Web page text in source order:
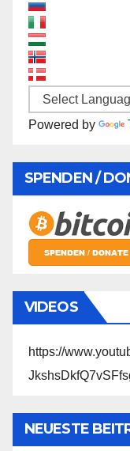
Powered by
SPENDEN /
VIDEOS
https://
NEUESTE